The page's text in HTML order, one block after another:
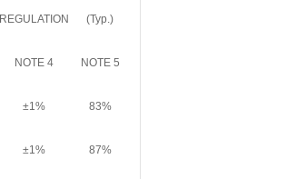
REGULATION
(Typ.)
NOTE 4 NOTE 5
±1% 83%
±1% 87%